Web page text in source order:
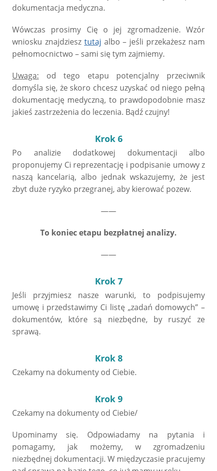
dokumentacja medyczna.
Wówczas prosimy Cię o jej zgromadzenie. Wzór
wniosku znajdziesz tutaj albo – jeśli przekażesz nam
pełnomocnictwo – sami się tym zajmiemy.
Uwaga: od tego etapu potencjalny przeciwnik
domyśla się, że skoro chcesz uzyskać od niego pełną
dokumentację medyczną, to prawdopodobnie masz
jakieś zastrzeżenia do leczenia. Bądź czujny!
Krok 6
Po analizie dodatkowej dokumentacji albo
proponujemy Ci reprezentację i podpisanie umowy z
naszą kancelarią, albo jednak wskazujemy, że jest
zbyt duże ryzyko przegranej, aby kierować pozew.
——
To koniec etapu bezpłatnej analizy.
——
Krok 7
Jeśli przyjmiesz nasze warunki, to podpisujemy
umowę i przedstawimy Ci listę „zadań domowych” –
dokumentów, które są niezbędne, by ruszyć ze
sprawą.
Krok 8
Czekamy na dokumenty od Ciebie.
Krok 9
Czekamy na dokumenty od Ciebie/
Upominamy się. Odpowiadamy na pytania i
pomagamy, jak możemy, w zgromadzeniu
niezbędnej dokumentacji. W międzyczasie pracujemy